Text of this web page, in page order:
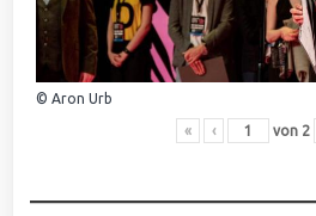
© Aron Urb
« ‹ von 2